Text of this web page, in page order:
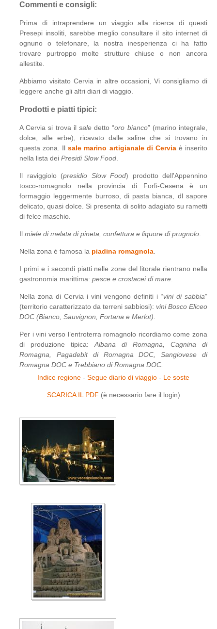
Commenti e consigli:
Prima di intraprendere un viaggio alla ricerca di questi
Presepi insoliti, sarebbe meglio consultare il sito internet di
ognuno o telefonare, la nostra inesperienza ci ha fatto
trovare purtroppo molte strutture chiuse o non ancora
allestite.
Abbiamo visitato Cervia in altre occasioni, Vi consigliamo di
leggere anche gli altri diari di viaggio.
Prodotti e piatti tipici:
A Cervia si trova il sale detto “oro bianco” (marino integrale,
dolce, alle erbe), ricavato dalle saline che si trovano in
questa zona. Ilsale marino artigianale di Cerviaè inserito
nella lista dei Presidi Slow Food
Il raviggiolo (presidio Slow Food) prodotto dell'Appennino
tosco-romagnolo nella provincia di Forlì-Cesena è un
formaggio leggermente burroso, di pasta bianca, dl sapore
delicato, quasi dolce. Si presenta di solito adagiato su rametti
di felce maschio.
Il miele di melata di pineta, confettura e liquore di prugnolo
Nella zona è famosa la piadina romagnola
I primi e i secondi piatti nelle zone del litorale rientrano nella
gastronomia marittima: pesce e crostacei di mare
Nella zona di Cervia i vini vengono definiti i “vini di sabbia”
(territorio caratterizzato da terreni sabbiosi): vini Bosco Eliceo
DOC (Bianco, Sauvignon, Fortana e Merlot)
Per i vini verso l’entroterra romagnolo ricordiamo come zona
di produzione tipica: Albana di Romagna, Cagnina di
Romagna, Pagadebit di Romagna DOC, Sangiovese di
Romagna DOC e Trebbiano di Romagna DOC.
Indice regione - Segue diario di viaggio - Le soste
SCARICA IL PDF (è necessario fare il login)